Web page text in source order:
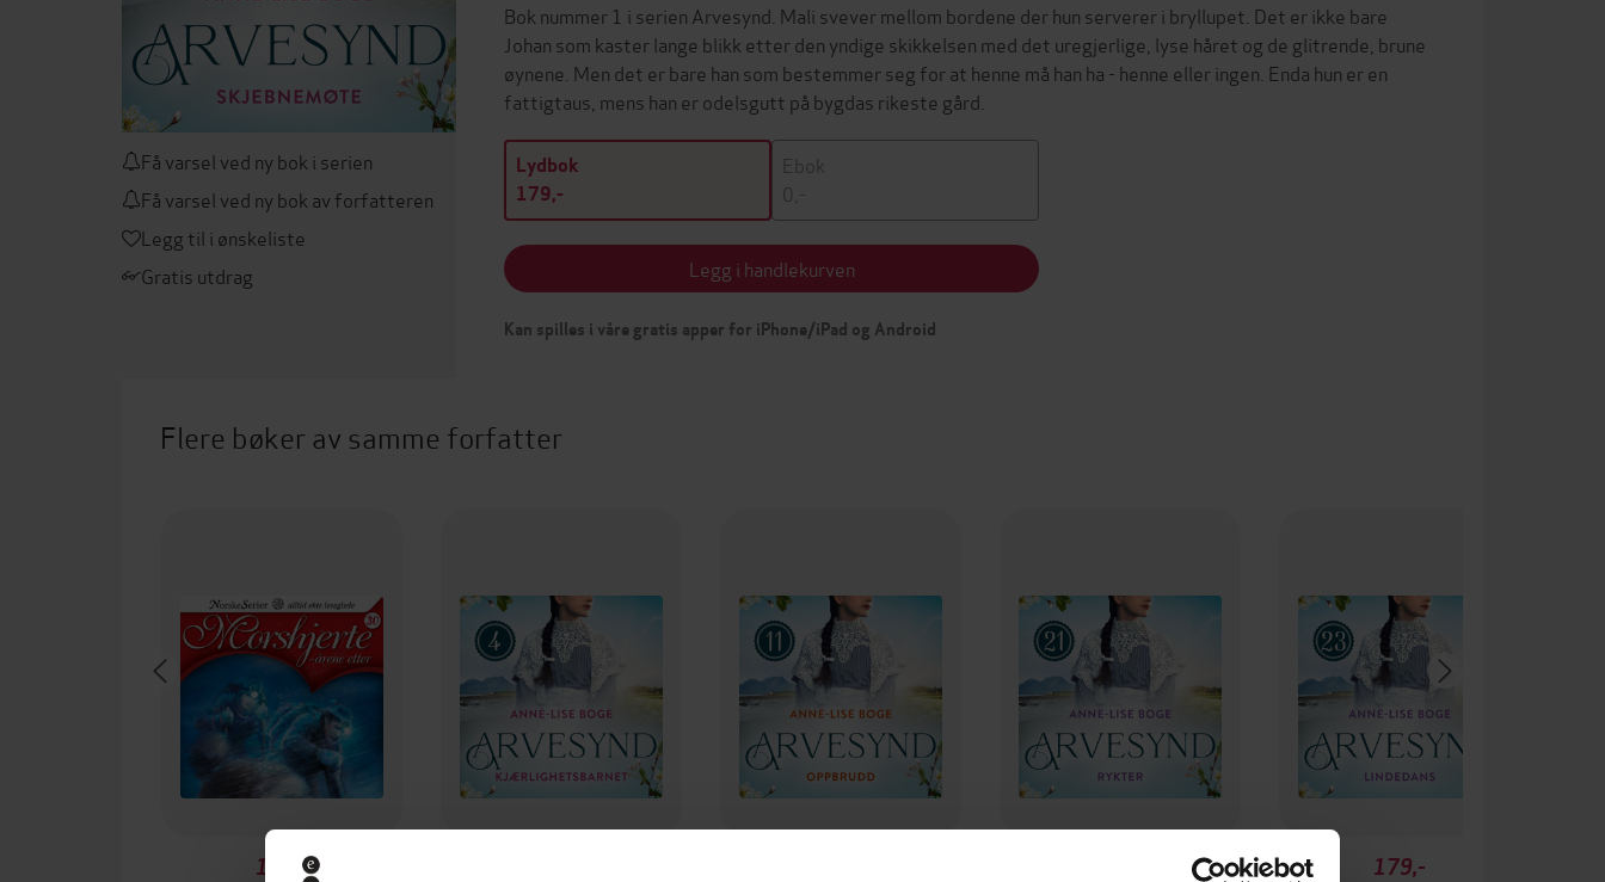
Få varsel ved ny bok i serien
Få varsel ved ny bok av forfatteren
Legg til i ønskeliste
Gratis utdrag
Bok nummer 1 i serien Arvesynd. Mali svever mellom bordene der hun serverer i bryllupet. Det er ikke bare
Johan som kaster lange blikk etter den yndige skikkelsen med det uregjerlige, lyse håret og de glitrende, brune
øynene. Men det er bare han som bestemmer seg for at henne må han ha - henne eller ingen. Enda hun er en
fattigtaus, mens han er odelsgutt på bygdas rikeste gård.
Lydbok
179,-
Ebok
0,-
Legg i handlekurven
Kan spilles i våre gratis apper for iPhone/iPad og Android
Flere bøker av samme forfatter
179,-
179,-